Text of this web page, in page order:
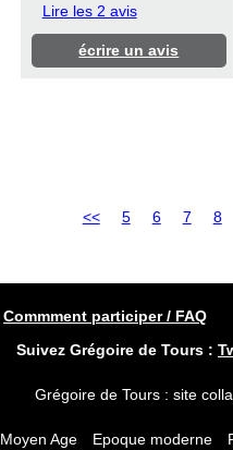
Lire les 2 avis
écrire un avis
<< 5 6 7 8
Commment participer / FAQ
Suivez Grégoire de Tours :
Grégoire de Tours : site
Moyen Age Epoque moderne